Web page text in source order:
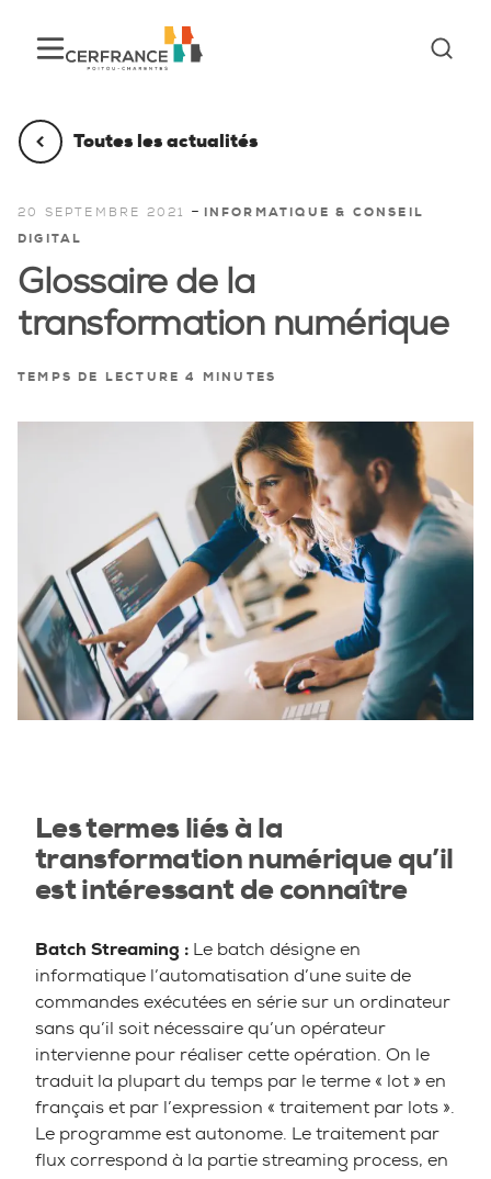
Toutes les actualités
20 SEPTEMBRE 2021 - INFORMATIQUE & CONSEIL
DIGITAL
Glossaire de la
transformation numérique
TEMPS DE LECTURE 4 MINUTES
Les termes liés à la
transformation numérique qu’il
est intéressant de connaître
Batch Streaming : Le batch désigne en
informatique l’automatisation d’une suite de
commandes exécutées en série sur un ordinateur
sans qu’il soit nécessaire qu’un opérateur
intervienne pour réaliser cette opération. On le
traduit la plupart du temps par le terme « lot » en
français et par l’expression « traitement par lots ».
Le programme est autonome. Le traitement par
flux correspond à la partie streaming process, en